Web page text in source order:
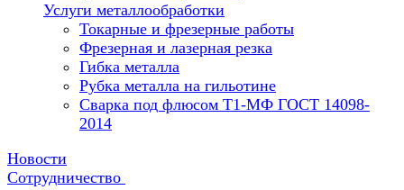
Услуги металлообработки
Токарные и фрезерные работы
Фрезерная и лазерная резка
Гибка металла
Рубка металла на гильотине
Сварка под флюсом Т1-МФ ГОСТ 14098-
2014
Новости
Сотрудничество